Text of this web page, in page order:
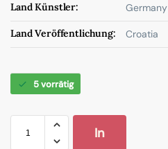
Land Künstler: Germany
Land Veröffentlichung: Croatia
5 vorrätig
In